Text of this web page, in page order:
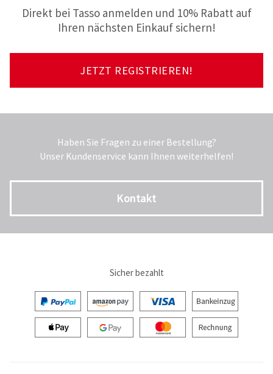
Direkt bei Tasso anmelden und 10% Rabatt auf
Ihren nächsten Einkauf sichern!
JETZT REGISTRIEREN!
Haben Sie Fragen zu einer Bestellung?
Unser Kundenservice kann Ihnen weiterhelfen!
Kontakt
Sicher bezahlt